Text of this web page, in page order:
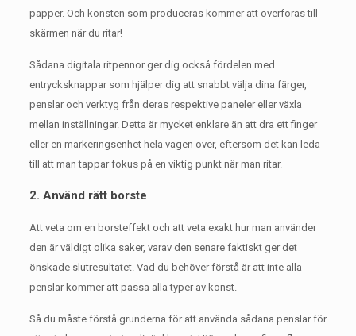
papper. Och konsten som produceras kommer att överföras till
skärmen när du ritar!
Sådana digitala ritpennor ger dig också fördelen med
entrycksknappar som hjälper dig att snabbt välja dina färger,
penslar och verktyg från deras respektive paneler eller växla
mellan inställningar. Detta är mycket enklare än att dra ett finger
eller en markeringsenhet hela vägen över, eftersom det kan leda
till att man tappar fokus på en viktig punkt när man ritar.
2. Använd rätt borste
Att veta om en borsteffekt och att veta exakt hur man använder
den är väldigt olika saker, varav den senare faktiskt ger det
önskade slutresultatet. Vad du behöver förstå är att inte alla
penslar kommer att passa alla typer av konst.
Så du måste förstå grunderna för att använda sådana penslar för